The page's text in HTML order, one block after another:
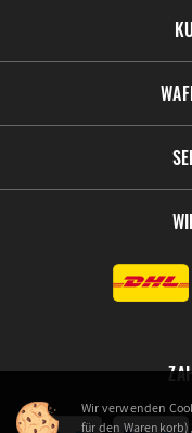
Wir verwenden
für den